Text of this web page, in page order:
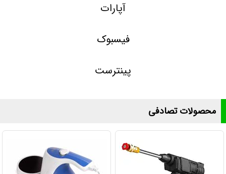
آپارات
فیسبوک
پینترست
محصولات تصادفی